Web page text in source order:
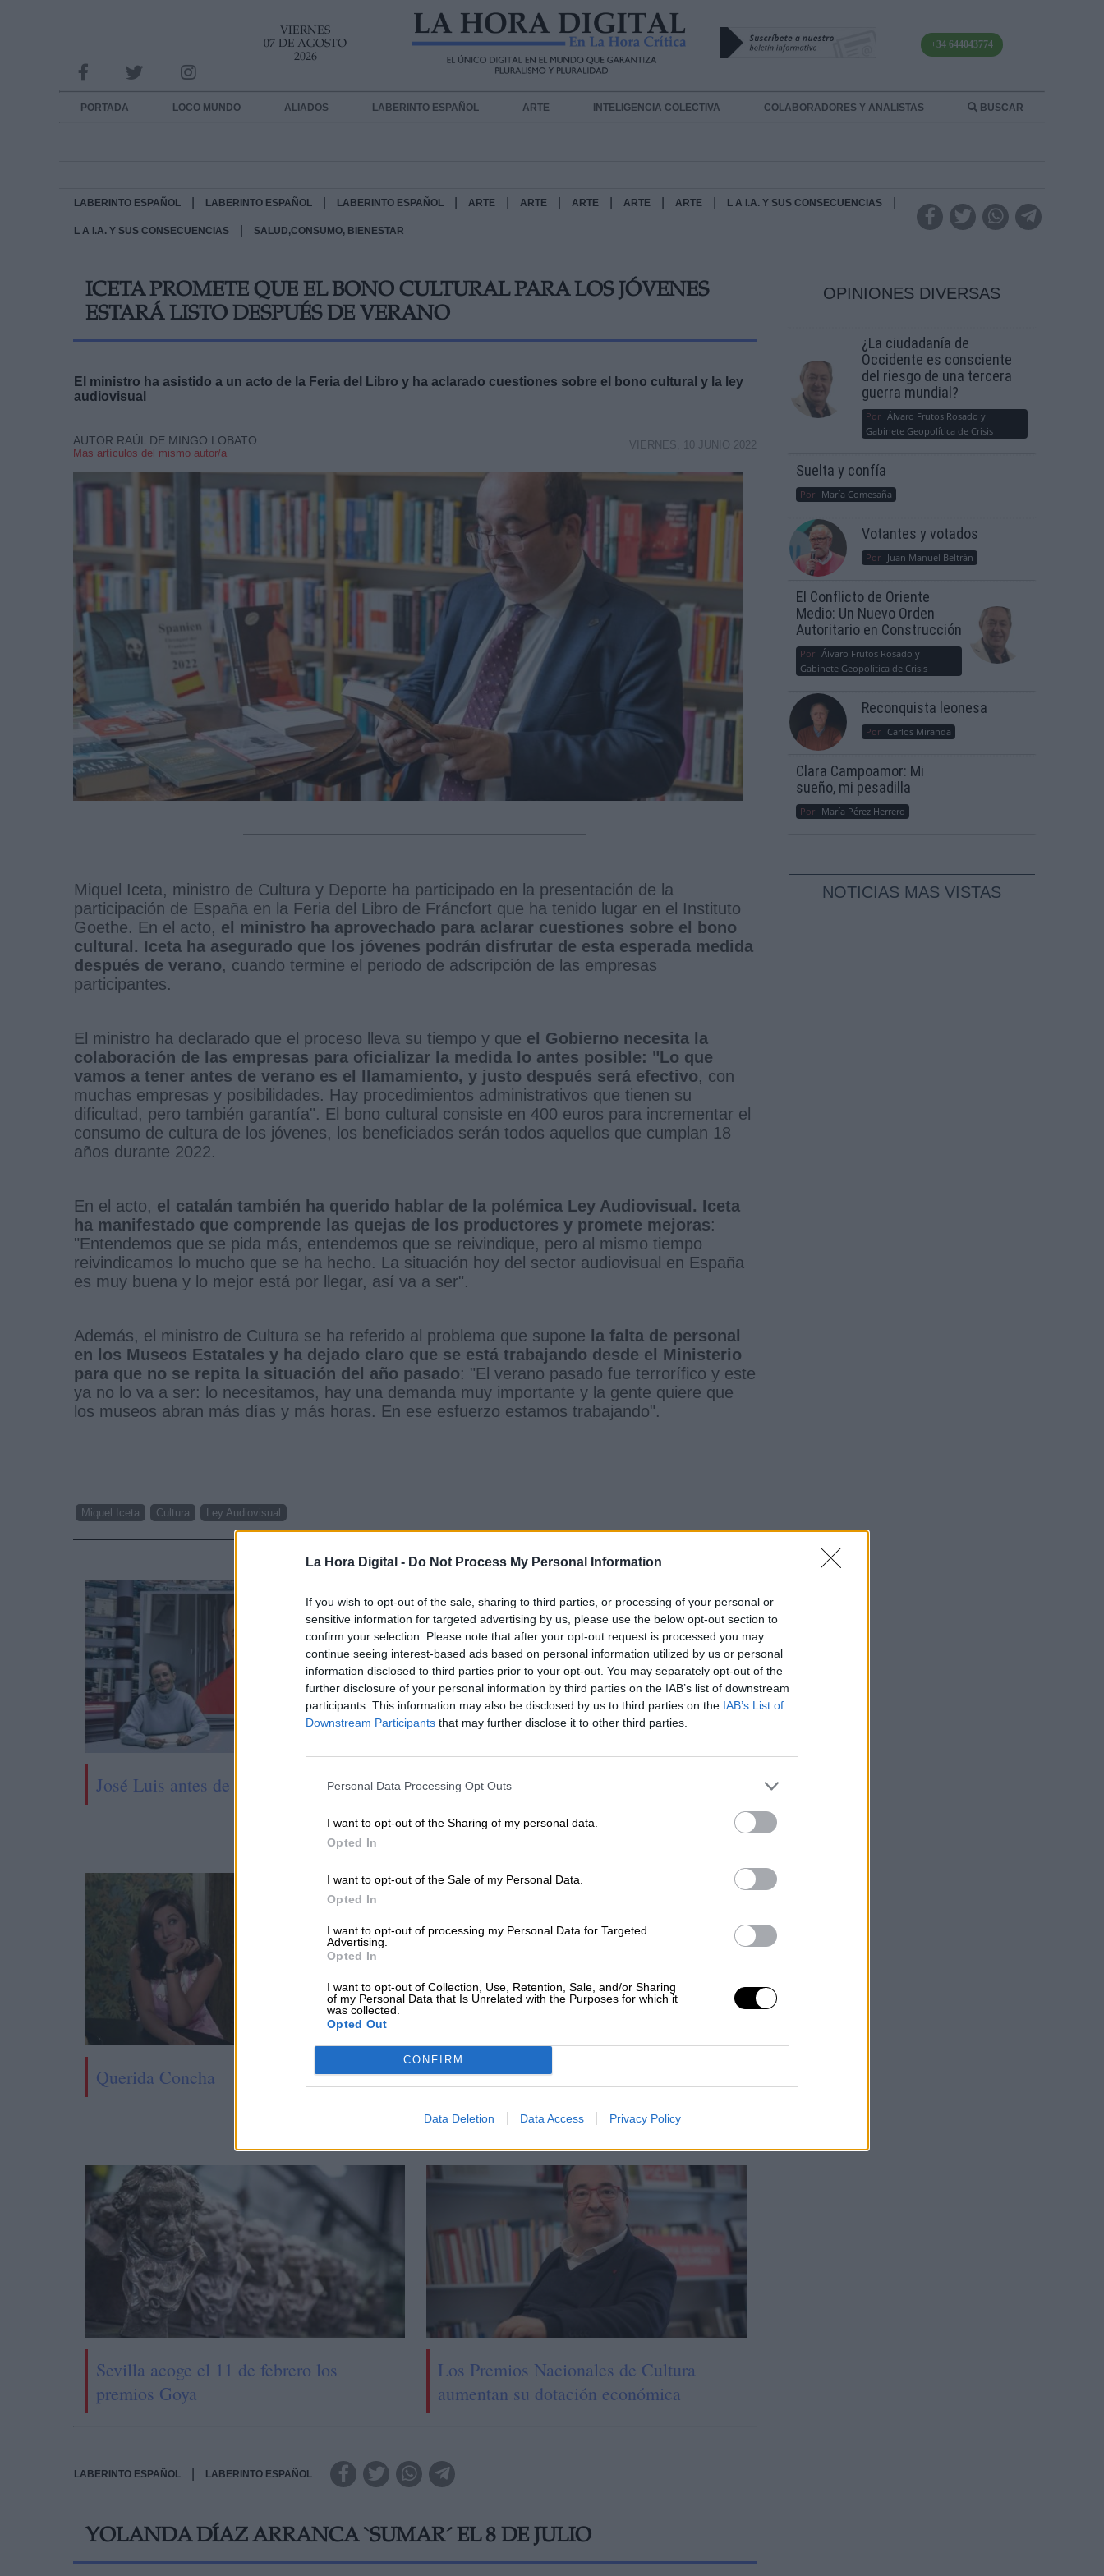
La Hora Digital - Do Not Process My Personal Information
If you wish to opt-out of the sale, sharing to third parties, or processing of your personal or
sensitive information for targeted advertising by us, please use the below opt-out section to
confirm your selection. Please note that after your opt-out request is processed you may
continue seeing interest-based ads based on personal information utilized by us or personal
information disclosed to third parties prior to your opt-out. You may separately opt-out of the
further disclosure of your personal information by third parties on the IAB’s list of downstream
participants. This information may also be disclosed by us to third parties on the IAB’s List of
Downstream Participants that may further disclose it to other third parties.
Personal Data Processing Opt Outs
I want to opt-out of the Sharing of my personal data.
Opted In
I want to opt-out of the Sale of my Personal Data.
Opted In
I want to opt-out of processing my Personal Data for Targeted
Advertising.
Opted In
I want to opt-out of Collection, Use, Retention, Sale, and/or Sharing
of my Personal Data that Is Unrelated with the Purposes for which it
was collected.
Opted Out
CONFIRM
Data Deletion Data Access Privacy Policy
VIERNES
07 DE AGOSTO
2026
+34 644043774
PORTADA LOCO MUNDO ALIADOS LABERINTO ESPAÑOL ARTE INTELIGENCIA COLECTIVA COLABORADORES Y ANALISTAS BUSCAR
LABERINTO ESPAÑOL LABERINTO ESPAÑOL LABERINTO ESPAÑOL ARTE ARTE ARTE ARTE ARTE L A I.A. Y SUS CONSECUENCIAS
L A I.A. Y SUS CONSECUENCIAS SALUD,CONSUMO, BIENESTAR
ICETA PROMETE QUE EL BONO CULTURAL PARA LOS JÓVENES
ESTARÁ LISTO DESPUÉS DE VERANO
El ministro ha asistido a un acto de la Feria del Libro y ha aclarado cuestiones sobre el bono cultural y la ley
audiovisual
AUTOR RAÚL DE MINGO LOBATO
Mas artículos del mismo autor/a
VIERNES, 10 JUNIO 2022
Miquel Iceta, ministro de Cultura y Deporte ha participado en la presentación de la
participación de España en la Feria del Libro de Fráncfort que ha tenido lugar en el Instituto
Goethe. En el acto, el ministro ha aprovechado para aclarar cuestiones sobre el bono
cultural. Iceta ha asegurado que los jóvenes podrán disfrutar de esta esperada medida
después de verano, cuando termine el periodo de adscripción de las empresas
participantes.
El ministro ha declarado que el proceso lleva su tiempo y que el Gobierno necesita la
colaboración de las empresas para oficializar la medida lo antes posible: "Lo que
vamos a tener antes de verano es el llamamiento, y justo después será efectivo, con
muchas empresas y posibilidades. Hay procedimientos administrativos que tienen su
dificultad, pero también garantía". El bono cultural consiste en 400 euros para incrementar el
consumo de cultura de los jóvenes, los beneficiados serán todos aquellos que cumplan 18
años durante 2022.
En el acto, el catalán también ha querido hablar de la polémica Ley Audiovisual. Iceta
ha manifestado que comprende las quejas de los productores y promete mejoras:
"Entendemos que se pida más, entendemos que se reivindique, pero al mismo tiempo
reivindicamos lo mucho que se ha hecho. La situación hoy del sector audiovisual en España
es muy buena y lo mejor está por llegar, así va a ser".
Además, el ministro de Cultura se ha referido al problema que supone la falta de personal
en los Museos Estatales y ha dejado claro que se está trabajando desde el Ministerio
para que no se repita la situación del año pasado: "El verano pasado fue terrorífico y este
ya no lo va a ser: lo necesitamos, hay una demanda muy importante y la gente quiere que
los museos abran más días y más horas. En ese esfuerzo estamos trabajando".
Miquel Iceta Cultura Ley Audiovisual
NOTICIAS RELACIONADAS
José Luis antes de López Vázquez
Mario García de Castro: "Todas estas
abierto para el mañana"
Querida Concha
La Película Buena, La
Se abre el plazo de
Bono Cultural Joven
Sevilla acoge el 11 de febrero los
premios Goya
Los Premios Nacionales de Cultura
aumentan su dotación económica
OPINIONES DIVERSAS
¿La ciudadanía de
Occidente es consciente
del riesgo de una tercera
guerra mundial?
Por Álvaro Frutos Rosado y
Gabinete Geopolítica de Crisis
Suelta y confía
Por María Comesaña
Votantes y votados
Por Juan Manuel Beltrán
El Conflicto de Oriente
Medio: Un Nuevo Orden
Autoritario en Construcción
Por Álvaro Frutos Rosado y
Gabinete Geopolítica de Crisis
Reconquista leonesa
Por Carlos Miranda
Clara Campoamor: Mi
sueño, mi pesadilla
Por María Pérez Herrero
NOTICIAS MAS VISTAS
LABERINTO ESPAÑOL LABERINTO ESPAÑOL
YOLANDA DÍAZ ARRANCA `SUMAR´ EL 8 DE JULIO
INFORMACION SOBRE LA PROTECCIÓN DE TUS DATOS
Responsable:
Destinatarios:
Información adicional
link